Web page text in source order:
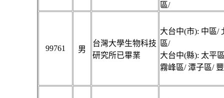
區/
99761 男
台灣大學生物科技
研究所已畢業
大台中(市): 中區/
區/
大台中(縣): 太平
霧峰區/ 潭子區/